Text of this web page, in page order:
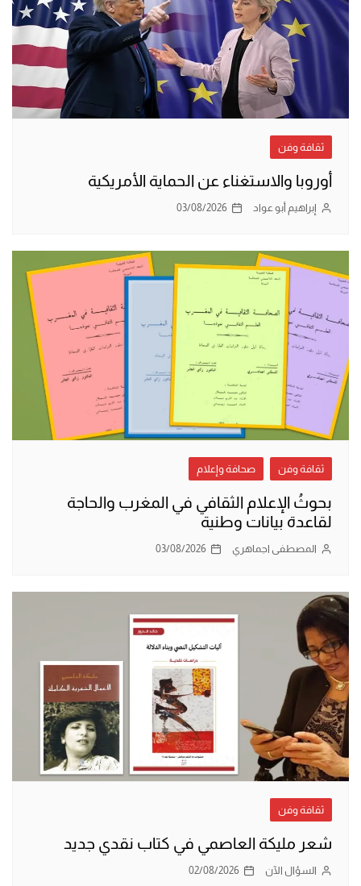
ثقافة وفن
أوروبا والاستغناء عن الحماية الأمريكية
إبراهيم أبو عواد 03/08/2026
ثقافة وفن صحافة وإعلام
بحوثُ الإعلام الثقافي في المغرب والحاجة
لقاعدة بيانات وطنية
المصطفى اجماهري 03/08/2026
ثقافة وفن
شعر مليكة العاصمي في كتاب نقدي جديد
السؤال الآن 02/08/2026